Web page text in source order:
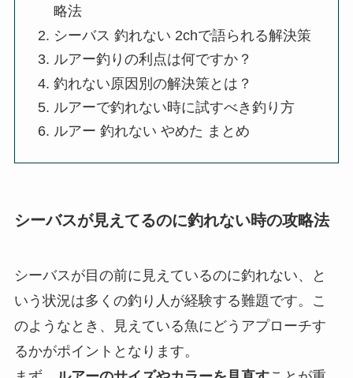
略法
シーバス 釣れない 2chで語られる解決策
ルアー釣りの利点は何ですか？
釣れない原因別の解決策とは？
ルアーで釣れない時に試すべき釣り方
ルアー 釣れない やめた まとめ
シーバスが見えてるのに釣れない時の攻略法
シーバスが目の前に見えているのに釣れない、と
いう状況は多くの釣り人が経験する難題です。こ
のようなとき、見えている魚にどうアプローチす
るかがポイントとなります。